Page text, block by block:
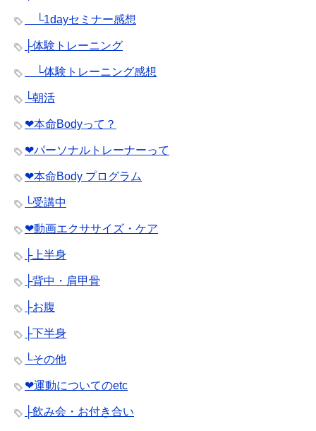
└1dayセミナー感想
├体験トレーニング
└体験トレーニング感想
└朝活
❤︎本命Bodyって？
❤︎パーソナルトレーナーって
❤︎本命Body プログラム
└受講中
❤︎動画エクササイズ・ケア
├上半身
├背中・肩甲骨
├お腹
├下半身
└その他
❤︎運動についてのetc
├飲み会・お付き合い